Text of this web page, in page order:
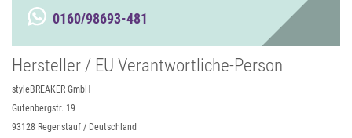
0160/98693-481
Hersteller / EU Verantwortliche-Person
styleBREAKER GmbH
Gutenbergstr. 19
93128 Regenstauf / Deutschland